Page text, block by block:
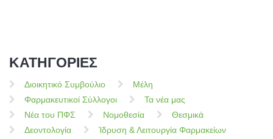
ΚΑΤΗΓΟΡΙΕΣ
Διοικητικό Συμβούλιο
Μέλη
Φαρμακευτικοί Σύλλογοι
Τα νέα μας
Νέα του ΠΦΣ
Νομοθεσία
Θεσμικά
Δεοντολογία
Ίδρυση & Λειτουργία Φαρμακείων